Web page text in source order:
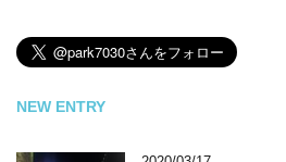
NEW ENTRY